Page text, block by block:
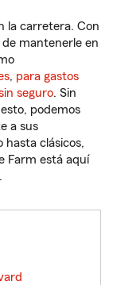
la carretera. Con
mantenerle en
, para gastos
seguro. Sin
podemos
a sus
hasta clásicos,
Farm está aquí